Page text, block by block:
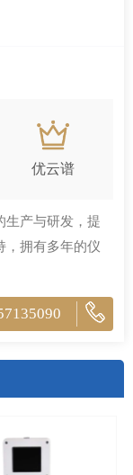
优云谱
生产与研发，提
，拥有多年的仪